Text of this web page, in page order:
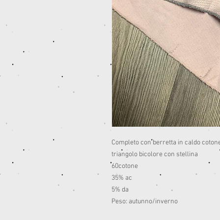
Completo con berretta in caldo
triangolo bicolore con stellina
60cotone
35% ac
5% da
Peso: autunno/inverno